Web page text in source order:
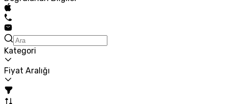
Kategori
Fiyat Aralığı